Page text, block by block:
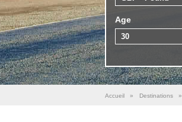
Age
Accueil » Destinations »